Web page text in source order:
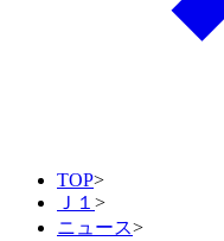
TOP>
Ｊ１ >
ニュース>